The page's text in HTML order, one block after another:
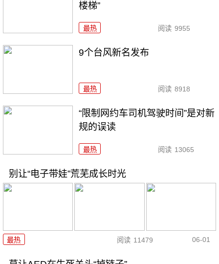
楼梯”
最热 阅读 9955
9个台风新名发布
最热 阅读 8918
“限制网约车司机驾驶时间”是对新
规的误读
最热 阅读 13065
别让“电子带娃”荒芜成长时光
最热 阅读 11479 06-01